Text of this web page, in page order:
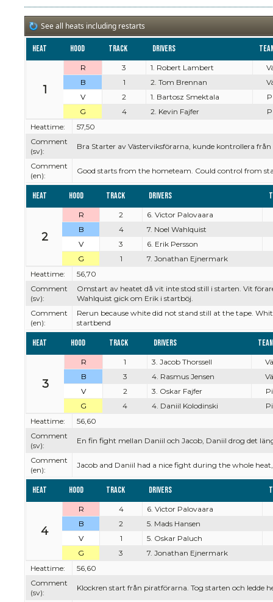
See all heats including restarts
Heat Hood Track Drivers
1
R 3 1. Robert Lambert
B
1 2. Tom Brennan
V
2 1. Bartosz Smektala
G
4 2. Kevin Fajfer
Heattime:
57,50
Comment
(sv):
Bra Starter av Västerviksförarna, kunde kontrollera
Comment
(en):
Good starts from the hometeam. Could control from
Heat Hood Track Drivers
2
R 2
6. Victor Palovaara
B
4
7. Noel Wahlquist
V
3
6. Erik Persson
G
1
7. Jonathan Ejnermark
Heattime:
56,70
Comment
(sv):
Omstart av heatet då vit inte stod still i starten. Vit
Wahlquist gick om Erik i startböj.
Comment
(en):
Rerun because white did not stand still at the tape.
startbend
Heat Hood Track Drivers
3
R 1 3. Jacob Thorssell
B
3 4. Rasmus Jensen
V
2 3. Oskar Fajfer
G
4 4. Daniil Kolodinski
Heattime:
56,60
Comment
(sv):
En fin fight mellan Daniil och Jacob, Daniil drog det
Comment
(en):
Jacob and Daniil had a nice fight during the whole
Heat Hood Track Drivers
4
R 4
6. Victor Palovaara
B
2
5. Mads Hansen
V
1
5. Oskar Paluch
G
3
7. Jonathan Ejnermark
Heattime:
56,60
Comment
(sv):
Klockren start från piratförarna. Tog starten och ledde